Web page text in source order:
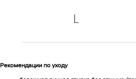
Рекомендации по уходу